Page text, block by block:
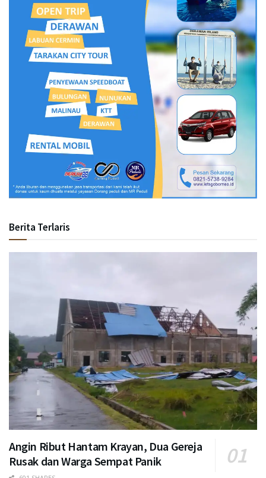
Berita Terlaris
Angin Ribut Hantam Krayan, Dua Gereja
Rusak dan Warga Sempat Panik